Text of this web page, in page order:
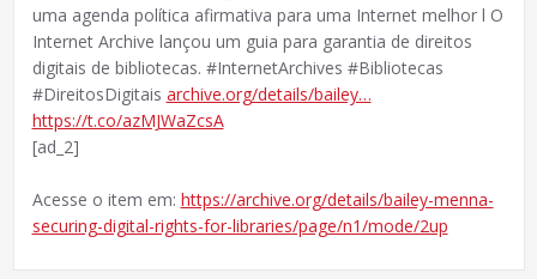
uma agenda política afirmativa para uma Internet melhor l O
Internet Archive lançou um guia para garantia de direitos
digitais de bibliotecas. #InternetArchives #Bibliotecas
#DireitosDigitais archive.org/details/bailey…
https://t.co/azMJWaZcsA
[ad_2]
Acesse o item em: https://archive.org/details/bailey-menna-
securing-digital-rights-for-libraries/page/n1/mode/2up